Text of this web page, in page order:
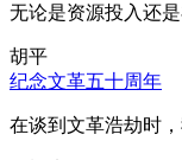
无论是资源投入还
胡平
纪念文革五十周年
在谈到文革浩劫时